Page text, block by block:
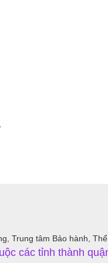
Trung tâm Bảo hành,
các tỉnh thành